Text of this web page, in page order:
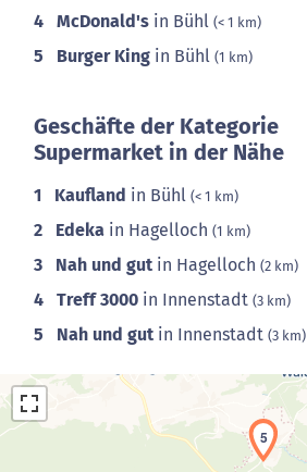
4 McDonald's in Bühl (< 1 km)
5 Burger King in Bühl (1 km)
Geschäfte der Kategorie
Supermarket in der Nähe
1 Kaufland in Bühl (< 1 km)
2 Edeka in Hagelloch (1 km)
3 Nah und gut in Hagelloch (2 km)
4 Treff 3000 in Innenstadt (3 km)
5 Nah und gut in Innenstadt (3 km)
5